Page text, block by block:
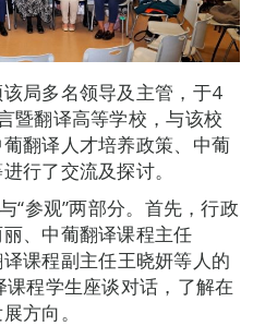
局多名领导及主管，于4
暨翻译高等学校，与该校
翻译人才培养政策、中葡
行了交流及探讨。
“参观”两部分。首先，行政
、中葡翻译课程主任
课程副主任王晓妍等人的
程学生座谈对话，了解在
方向。